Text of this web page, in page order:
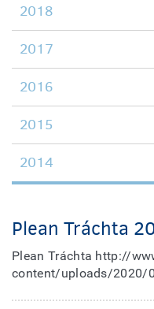
2018
2017
2016
2015
2014
Plean Tráchta
Plean Tráchta http://
content/uploads/2020/